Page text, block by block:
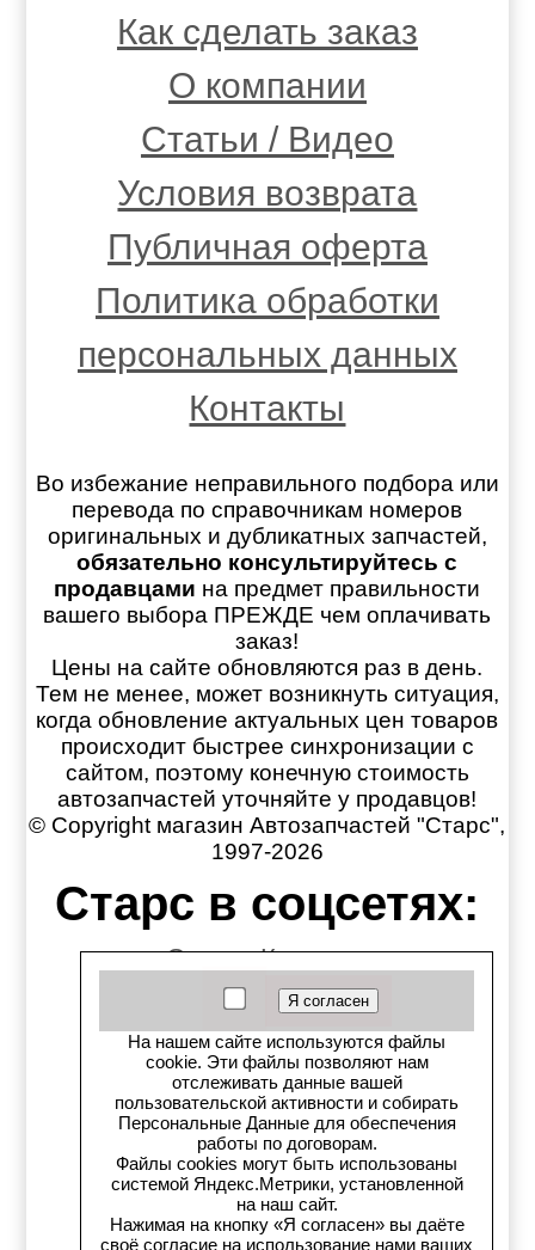
Как сделать заказ
О компании
Статьи / Видео
Условия возврата
Публичная оферта
Политика обработки
персональных данных
Контакты
Во избежание неправильного подбора или
перевода по справочникам номеров
оригинальных и дубликатных запчастей,
обязательно консультируйтесь с
продавцами на предмет правильности
вашего выбора ПРЕЖДЕ чем оплачивать
заказ!
Цены на сайте обновляются раз в день.
Тем не менее, может возникнуть ситуация,
когда обновление актуальных цен товаров
происходит быстрее синхронизации с
сайтом, поэтому конечную стоимость
автозапчастей уточняйте у продавцов!
© Copyright магазин Автозапчастей "Старс",
1997-2026
Старс в соцсетях:
Старс вКонтакте
Старс в YouTube
Телеграм-канал
Старс на Drom.ru
Старс в auto.ru
Старс в картах Яндекс
На нашем сайте используются файлы
cookie. Эти файлы позволяют нам
отслеживать данные вашей
пользовательской активности и собирать
Персональные Данные для обеспечения
работы по договорам.
Файлы cookies могут быть использованы
системой Яндекс.Метрики, установленной
на наш сайт.
Нажимая на кнопку «Я согласен» вы даёте
своё согласие на использование нами ваших